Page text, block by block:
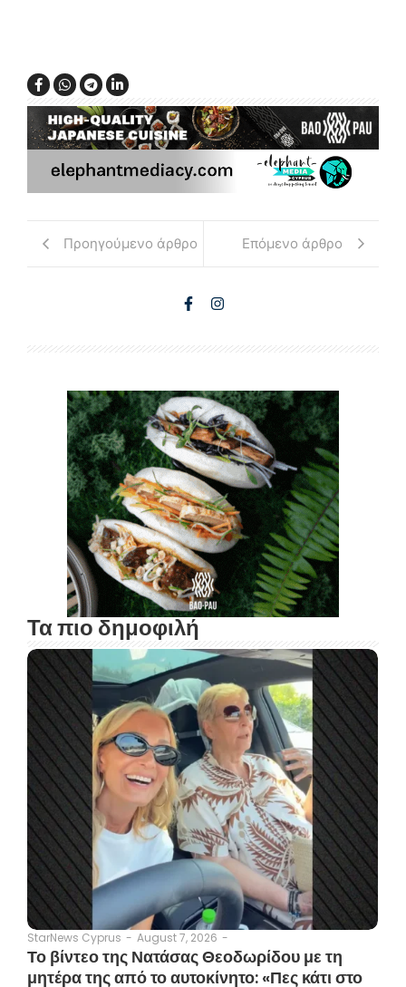
Προηγούμενο άρθρο Επόμενο άρθρο
Τα πιο δημοφιλή
StarNews Cyprus - August 7, 2026 -
Το βίντεο της Νατάσας Θεοδωρίδου με τη
μητέρα της από το αυτοκίνητο: «Πες κάτι στο